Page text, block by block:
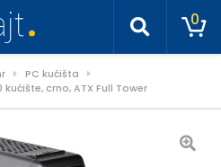
0
PC kućišta
crno, ATX Full Tower